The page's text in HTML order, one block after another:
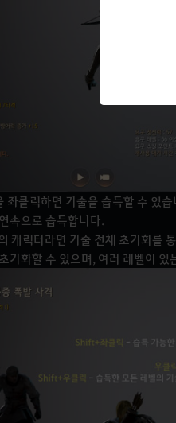
좌클릭하면 기술을 습득할 수 있
속으로 습득합니다.
캐릭터라면 기술 전체 초기화를
기화할 수 있으며, 여러 레벨이